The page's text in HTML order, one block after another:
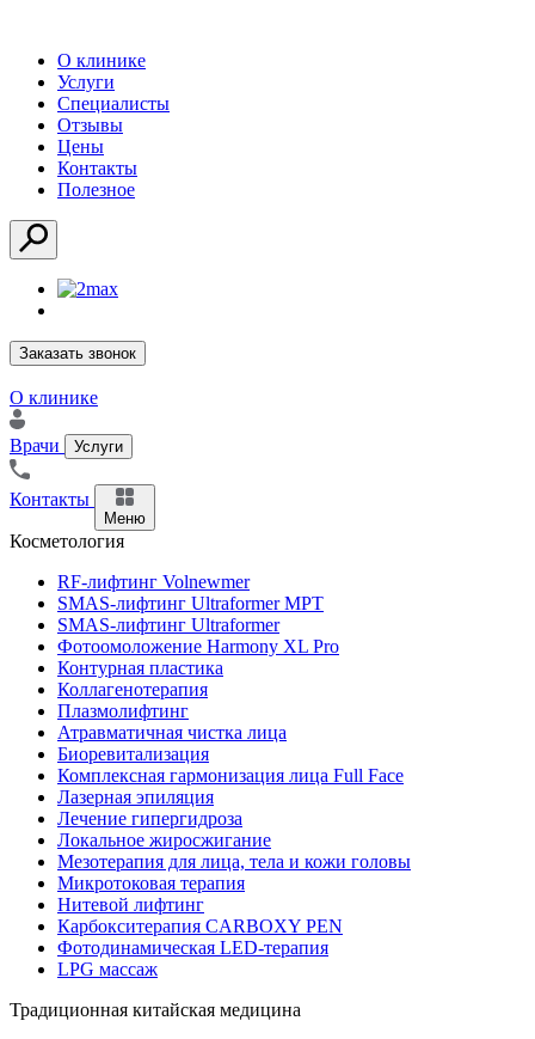
О клинике
Услуги
Специалисты
Отзывы
Цены
Контакты
Полезное
Заказать звонок
О клинике
Врачи Услуги
Контакты
Меню
Косметология
RF-лифтинг Volnewmer
SMAS-лифтинг Ultraformer MPT
SMAS-лифтинг Ultraformer
Фотоомоложение Harmony XL Pro
Контурная пластика
Коллагенотерапия
Плазмолифтинг
Атравматичная чистка лица
Биоревитализация
Комплексная гармонизация лица Full Face
Лазерная эпиляция
Лечение гипергидроза
Локальное жиросжигание
Мезотерапия для лица, тела и кожи головы
Микротоковая терапия
Нитевой лифтинг
Карбокситерапия CARBOXY PEN
Фотодинамическая LED-терапия
LPG массаж
Традиционная китайская медицина